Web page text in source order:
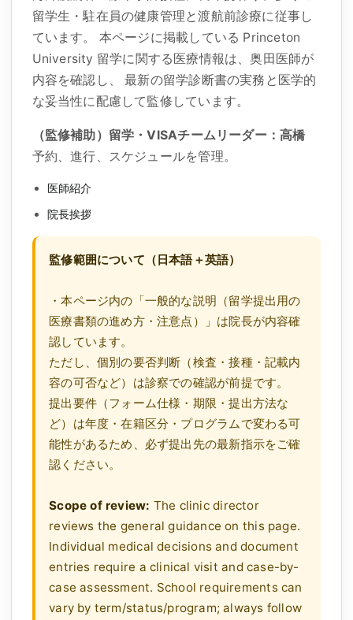
留学生・駐在員の健康管理と渡航前診療に従事し
ています。 本ページに掲載している Princeton
University 留学に関する医療情報は、奥田医師が
内容を確認し、 最新の留学診断書の実務と医学的
な妥当性に配慮して監修しています。
（監修補助）留学・VISAチームリーダー：高橋
予約、進行、スケジュールを管理。
医師紹介
院長挨拶
監修範囲について（日本語＋英語）
・本ページ内の「一般的な説明（留学提出用の
医療書類の進め方・注意点）」は院長が内容確
認しています。
ただし、個別の要否判断（検査・接種・記載内
容の可否など）は診察での確認が前提です。
提出要件（フォーム仕様・期限・提出方法な
ど）は年度・在籍区分・プログラムで変わる可
能性があるため、必ず提出先の最新指示をご確
認ください。
Scope of review: The clinic director
reviews the general guidance on this page.
Individual medical decisions and document
entries require a clinical visit and case-by-
case assessment. School requirements can
vary by term/status/program; always follow